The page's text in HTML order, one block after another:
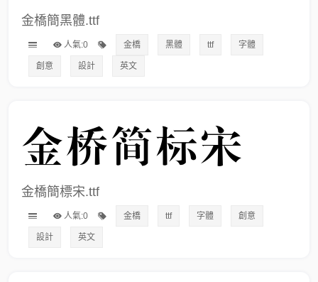
金橋簡黑體.ttf
人氣:0 金橋 黑體 ttf 字體
創意 設計 英文
金橋簡標宋.ttf
人氣:0 金橋 ttf 字體 創意
設計 英文